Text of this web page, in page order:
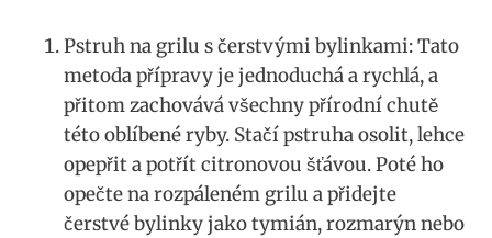
Pstruh na grilu s‌ čerstvými bylinkami: Tato
metoda přípravy je jednoduchá a rychlá, a
přitom zachovává všechny přírodní chutě⁢
této⁢ oblíbené ryby. Stačí pstruha osolit, lehce
opepřit a​ potřít citronovou šťávou. Poté ho
opečte na rozpáleném​ grilu a přidejte
čerstvé⁤ bylinky ​jako tymián, rozmarýn nebo